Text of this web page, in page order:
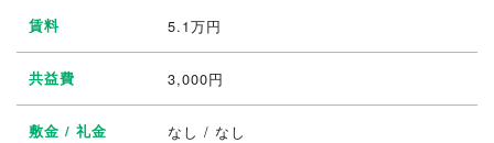
賃料 5.1万円
共益費 3,000円
敷金 / 礼金 なし / なし